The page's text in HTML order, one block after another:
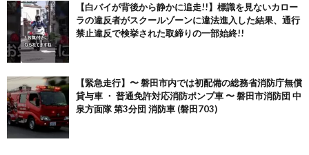
【白バイが背後から静かに追走!!】標識を見ないカロー
ラの違反者がスクールゾーンに違法進入した結果、通行
禁止違反で検挙された取締りの一部始終!!
【緊急走行】〜 磐田市内では初配備の総務省消防庁無償
貸与車 ・ 普通免許対応消防ポンプ車 〜 磐田市消防団 中
泉方面隊 第3分団 消防車 (磐田703)